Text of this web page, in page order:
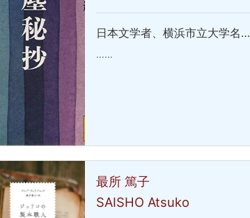
日本文学者、横浜市立大学名…
……
最所 篤子
SAISHO Atsuko